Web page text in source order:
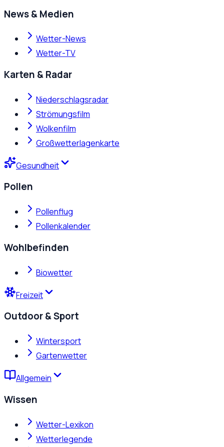
News & Medien
Wetter-News
Wetter-TV
Karten & Radar
Niederschlagsradar
Strömungsfilm
Wolkenfilm
Großwetterlagenkarte
Gesundheit
Pollen
Pollenflug
Pollenkalender
Wohlbefinden
Biowetter
Freizeit
Outdoor & Sport
Wintersport
Gartenwetter
Allgemein
Wissen
Wetter-Lexikon
Wetterlegende